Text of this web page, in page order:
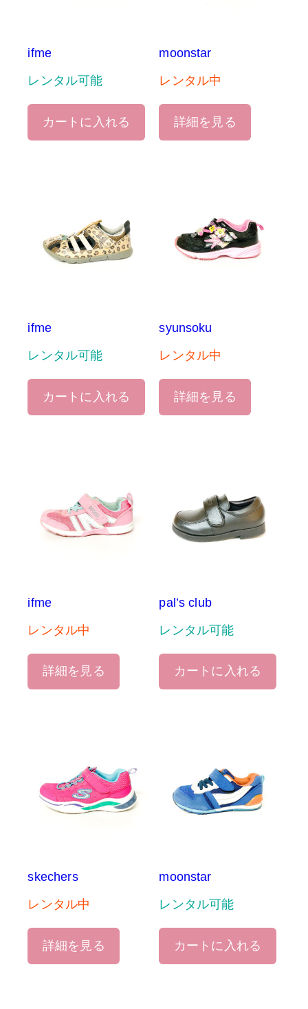
ifme
レンタル可能
カートに入れる
moonstar
レンタル中
詳細を見る
ifme
レンタル可能
カートに入れる
syunsoku
レンタル中
詳細を見る
ifme
レンタル中
詳細を見る
pal’s club
レンタル可能
カートに入れる
skechers
レンタル中
詳細を見る
moonstar
レンタル可能
カートに入れる